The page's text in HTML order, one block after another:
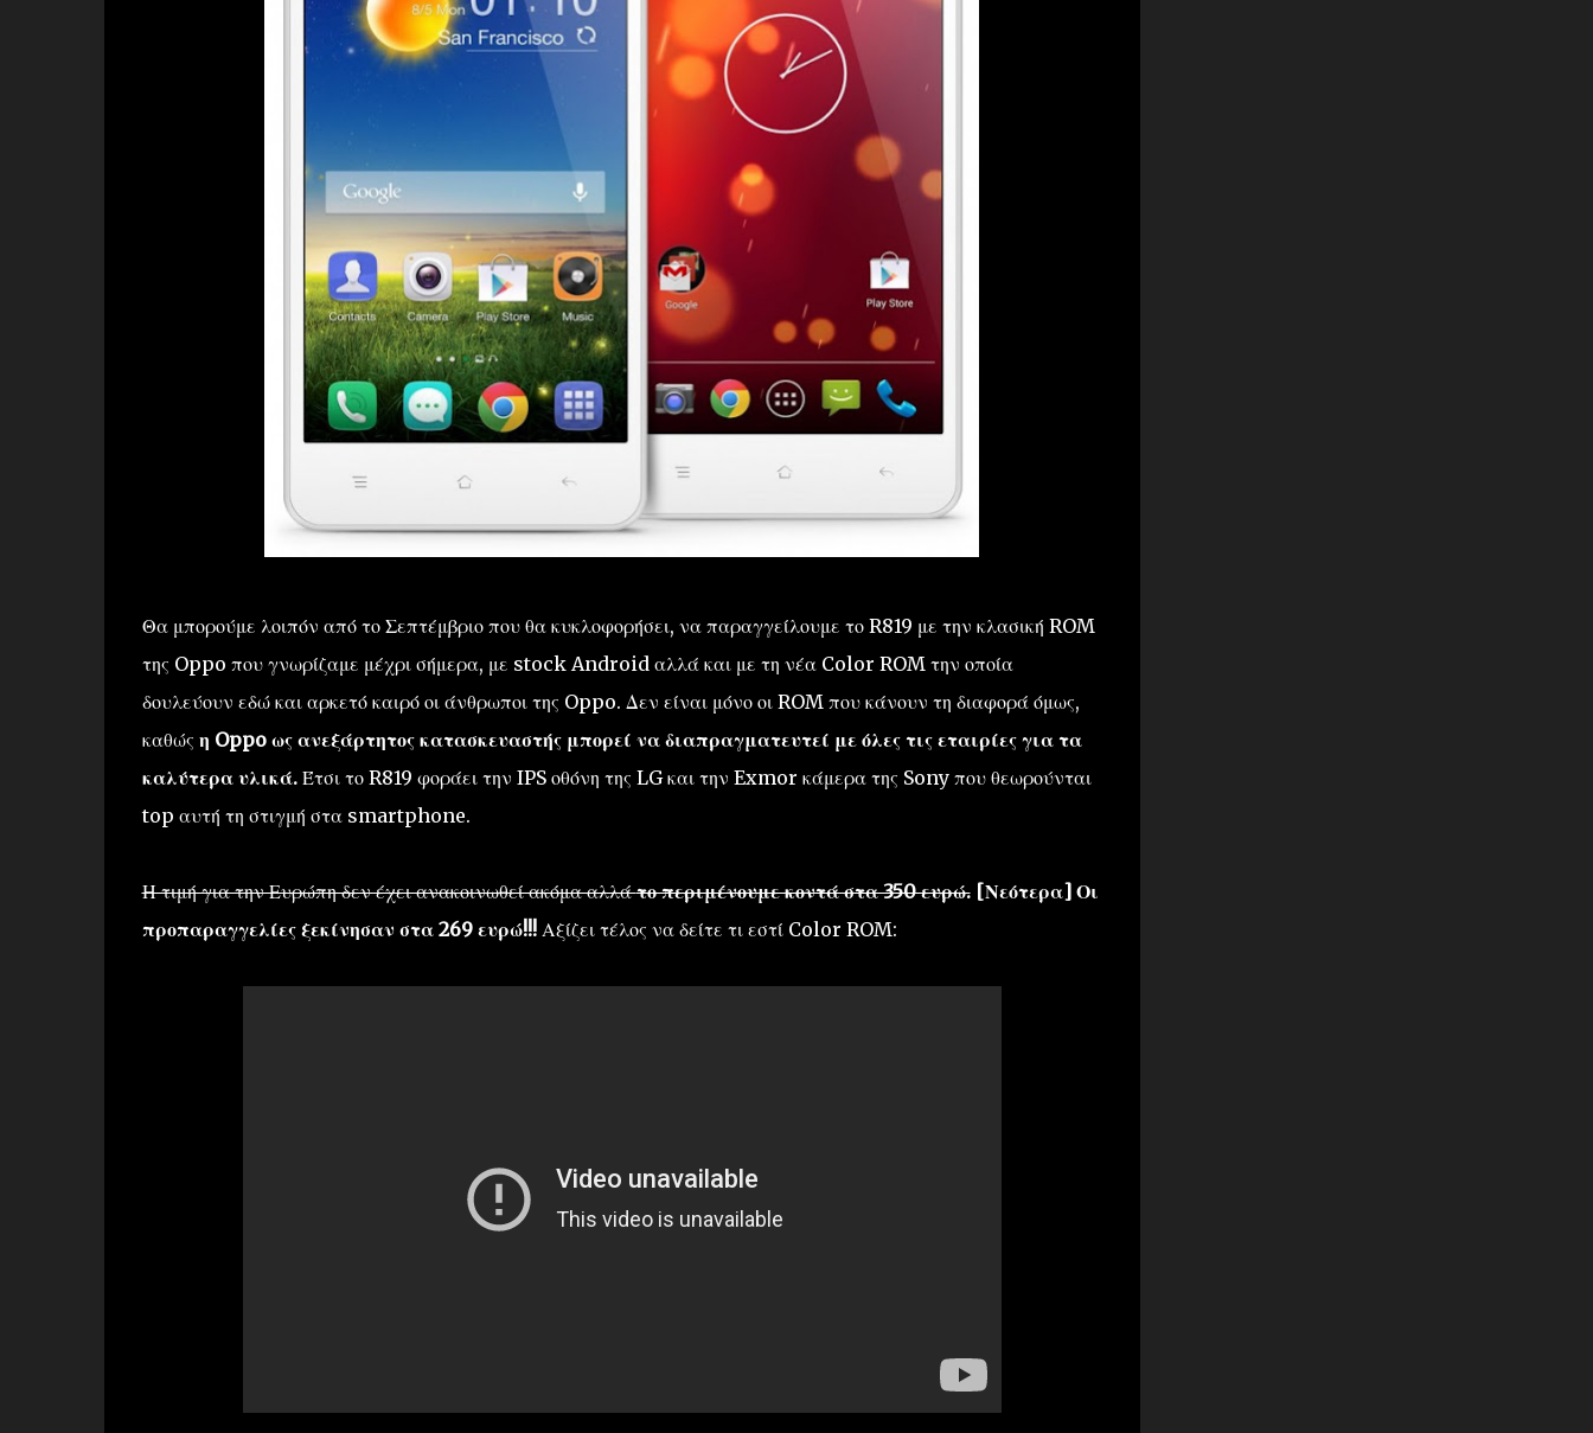
Θα μπορούμε λοιπόν από το Σεπτέμβριο που θα κυκλοφορήσει, να παραγγείλουμε το R819 με την κλασική ROM
της Oppo που γνωρίζαμε μέχρι σήμερα, με stock Android αλλά και με τη νέα Color ROM την οποία
δουλεύουν εδώ και αρκετό καιρό οι άνθρωποι της Oppo. Δεν είναι μόνο οι ROM που κάνουν τη διαφορά όμως,
καθώς η Oppo ως ανεξάρτητος κατασκευαστής μπορεί να διαπραγματευτεί με όλες τις εταιρίες για τα
καλύτερα υλικά.Έτσι το R819 φοράει την IPS οθόνη της LG και την Exmor κάμερα της Sony που θεωρούνται
top αυτή τη στιγμή στα smartphone.
Η τιμή για την Ευρώπη δεν έχει ανακοινωθεί ακόμα αλλάτο περιμένουμε κοντά στα 350 ευρώ.[Νεότερα] Οι
προπαραγγελίες ξεκίνησαν στα 269 ευρώ!!! Αξίζει τέλος να δείτε τι εστί Color ROM: